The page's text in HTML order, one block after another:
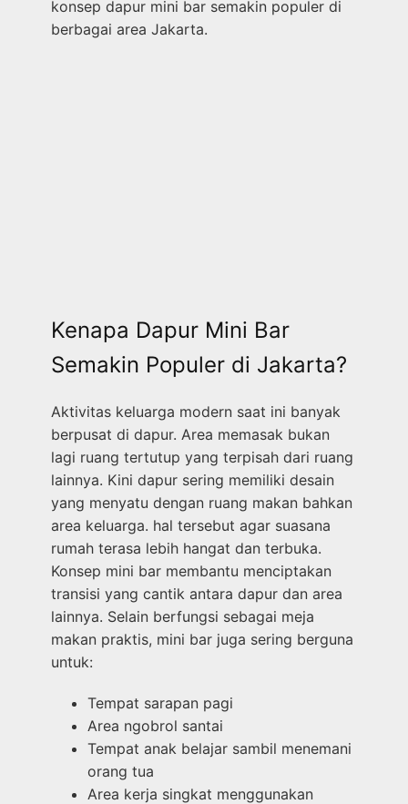
konsep dapur mini bar semakin populer di
berbagai area Jakarta.
Kenapa Dapur Mini Bar
Semakin Populer di Jakarta?
Aktivitas keluarga modern saat ini banyak
berpusat di dapur. Area memasak bukan
lagi ruang tertutup yang terpisah dari ruang
lainnya. Kini dapur sering memiliki desain
yang menyatu dengan ruang makan bahkan
area keluarga. hal tersebut agar suasana
rumah terasa lebih hangat dan terbuka.
Konsep mini bar membantu menciptakan
transisi yang cantik antara dapur dan area
lainnya. Selain berfungsi sebagai meja
makan praktis, mini bar juga sering berguna
untuk:
Tempat sarapan pagi
Area ngobrol santai
Tempat anak belajar sambil menemani
orang tua
Area kerja singkat menggunakan